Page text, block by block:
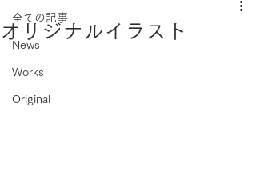
全ての記事
News
Works
Original
オリジナルイラスト